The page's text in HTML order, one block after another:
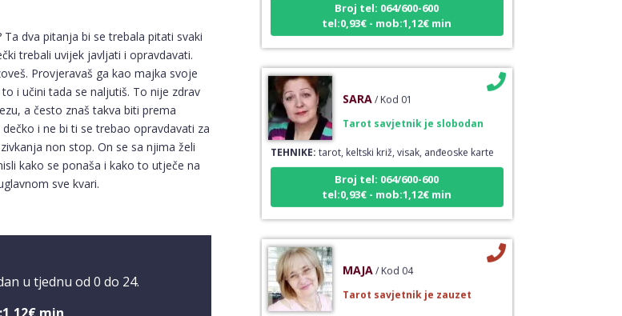
dva pitanja bi se trebala pitati svaki
trebali uvijek javljati i opravdavati.
Provjeravaš ga kao majka svoje
i učini tada se naljutiš. To nije zdrav
a često znaš takva biti prema
i ne bi ti se trebao opravdavati za
non stop. On se sa njima želi
kako se ponaša i kako to utječe na
sve kvari.
u tjednu od 0 do 24.
min
tel:0,93€ - mob:1,12€ min
TEHNIKE:tarot, keltski križ, visak, anđeoske karte
Broj tel: 064/600-600
tel:0,93€ - mob:1,12€ min
TEHNIKE:tarot, detekcija i skidanje uroka,